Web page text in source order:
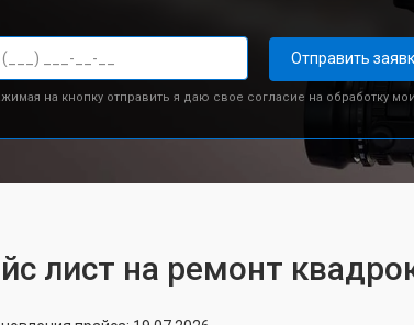
Отправить
на кнопку отправить я даю свое согласие на обработку
лист на ремонт